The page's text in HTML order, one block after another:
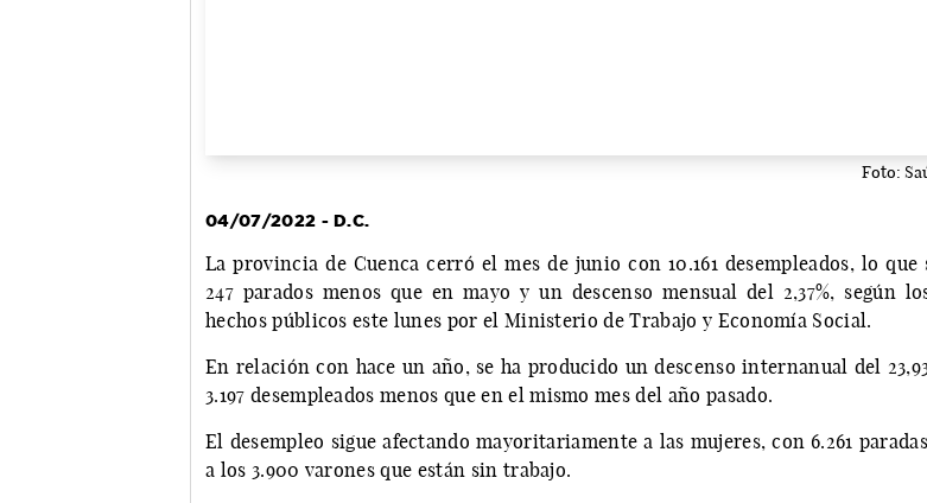
Foto:
04/07/2022 - D.C.
La provincia de Cuenca cerró el mes de junio con 10.161 desempleados, lo que
247 parados menos que en mayo y un descenso mensual del 2,37%, según
hechos públicos este lunes por el Ministerio de Trabajo y Economía Social.
En relación con hace un año, se ha producido un descenso internanual del
3.197 desempleados menos que en el mismo mes del año pasado.
El desempleo sigue afectando mayoritariamente a las mujeres, con 6.261
a los 3.900 varones que están sin trabajo.